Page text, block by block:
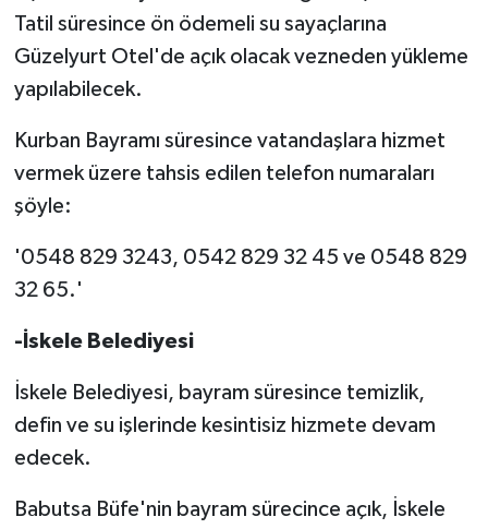
Tatil süresince ön ödemeli su sayaçlarına
Güzelyurt Otel'de açık olacak vezneden yükleme
yapılabilecek.
Kurban Bayramı süresince vatandaşlara hizmet
vermek üzere tahsis edilen telefon numaraları
şöyle:
'0548 829 3243, 0542 829 32 45 ve 0548 829
32 65.'
-İskele Belediyesi
İskele Belediyesi, bayram süresince temizlik,
defin ve su işlerinde kesintisiz hizmete devam
edecek.
Babutsa Büfe'nin bayram sürecince açık, İskele